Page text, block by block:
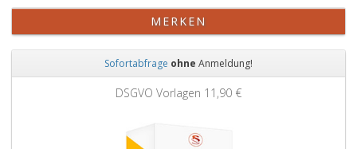
MERKEN
Sofortabfrage ohne Anmeldung!
DSGVO Vorlagen11,90 €